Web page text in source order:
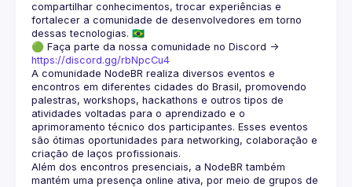
compartilhar conhecimentos, trocar experiências e
fortalecer a comunidade de desenvolvedores em torno
🟢 Faça parte da nossa comunidade no Discord ->
https://discord.gg/rbNpcCu4
A comunidade NodeBR realiza diversos eventos e
encontros em diferentes cidades do Brasil, promovendo
palestras, workshops, hackathons e outros tipos de
atividades voltadas para o aprendizado e o
aprimoramento técnico dos participantes. Esses eventos
são ótimas oportunidades para networking, colaboração e
Além dos encontros presenciais, a NodeBR também
mantém uma presença online ativa, por meio de grupos de